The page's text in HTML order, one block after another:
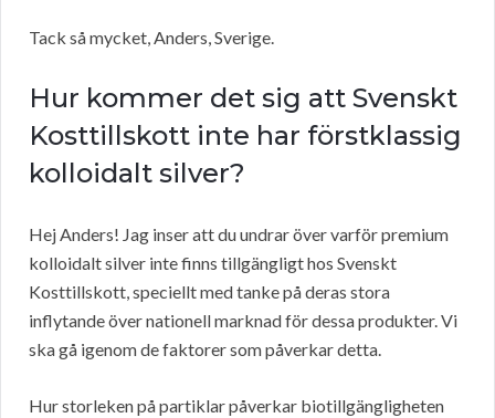
Tack så mycket, Anders, Sverige.
Hur kommer det sig att Svenskt
Kosttillskott inte har förstklassig
kolloidalt silver?
Hej Anders! Jag inser att du undrar över varför premium
kolloidalt silver inte finns tillgängligt hos Svenskt
Kosttillskott, speciellt med tanke på deras stora
inflytande över nationell marknad för dessa produkter. Vi
ska gå igenom de faktorer som påverkar detta.
Hur storleken på partiklar påverkar biotillgängligheten